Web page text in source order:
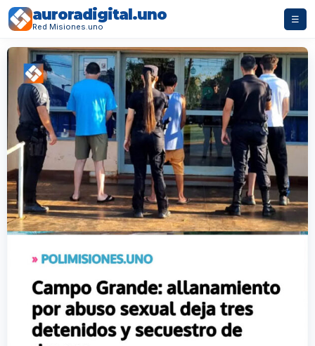
auroradigital.uno
Red Misiones.uno
☰